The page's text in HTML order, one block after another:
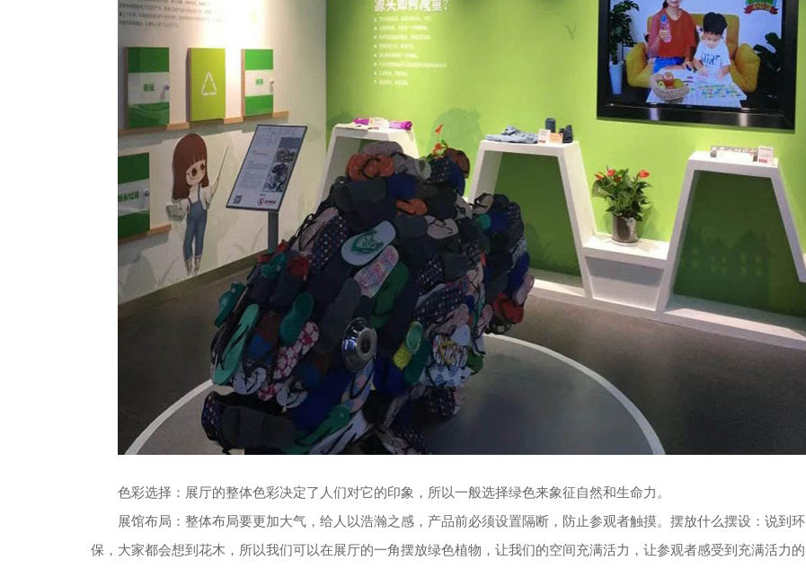
色彩选择：展厅的整体色彩决定了人们对它的印象，所以一般选择绿色来象征自然和生命力。
展馆布局：整体布局要更加大气，给人以浩瀚之感，产品前必须设置隔断，防止参观者触摸。摆放什么摆设：说到环
保，大家都会想到花木，所以我们可以在展厅的一角摆放绿色植物，让我们的空间充满活力，让参观者感受到充满活力的